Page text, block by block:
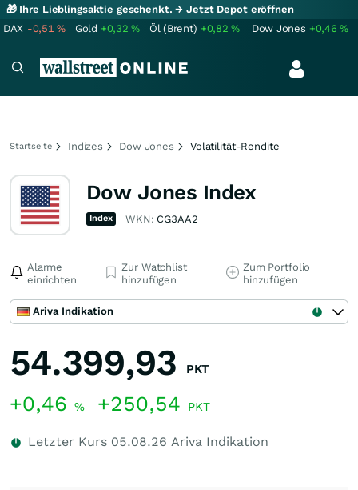
🎁 Ihre Lieblingsaktie geschenkt.→ Jetzt Depot eröffnen
DAX -0,51% Gold +0,32% Öl (Brent) +0,82% Dow Jones +0,46%
Startseite Indizes Dow Jones Volatilität-Rendite
Dow Jones Index
Index WKN: CG3AA2
Alarme
einrichten
Zur Watchlist
hinzufügen
Zum Portfolio
hinzufügen
Ariva Indikation
54.399,93 PKT
+0,46 % +250,54 PKT
Letzter Kurs 05.08.26 Ariva Indikation